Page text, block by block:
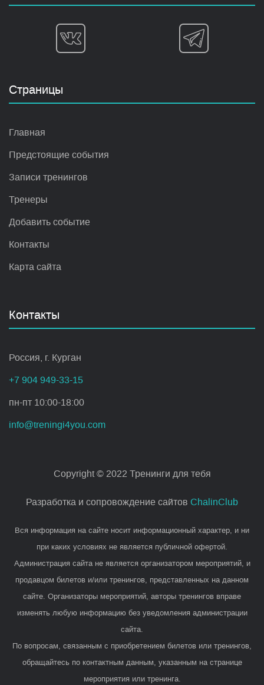
Страницы
Главная
Предстоящие события
Записи тренингов
Тренеры
Добавить событие
Контакты
Карта сайта
Контакты
Россия, г. Курган
+7 904 949-33-15
пн-пт 10:00-18:00
info@treningi4you.com
Copyright © 2022 Тренинги для тебя
Разработка и сопровождение сайтов ChalinClub
Вся информация на сайте носит информационный характер, и ни
при каких условиях не является публичной офертой.
Администрация сайта не является организатором мероприятий, и
продавцом билетов и/или тренингов, представленных на данном
сайте. Организаторы мероприятий, авторы тренингов вправе
изменять любую информацию без уведомления администрации
сайта.
По вопросам, связанным с приобретением билетов или тренингов,
обращайтесь по контактным данным, указанным на странице
мероприятия или тренинга.